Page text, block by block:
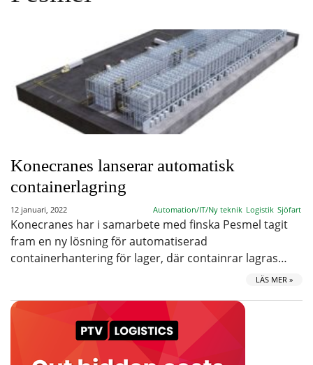
Konecranes lanserar automatisk
containerlagring
12 januari, 2022 Automation/IT/Ny teknik Logistik Sjöfart
Konecranes har i samarbete med finska Pesmel tagit
fram en ny lösning för automatiserad
containerhantering för lager, där containrar lagras…
LÄS MER »